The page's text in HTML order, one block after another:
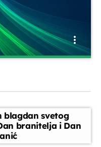
more_vert
more_vert
događanjima,
za
blagdan svetog
branitelja i Dan